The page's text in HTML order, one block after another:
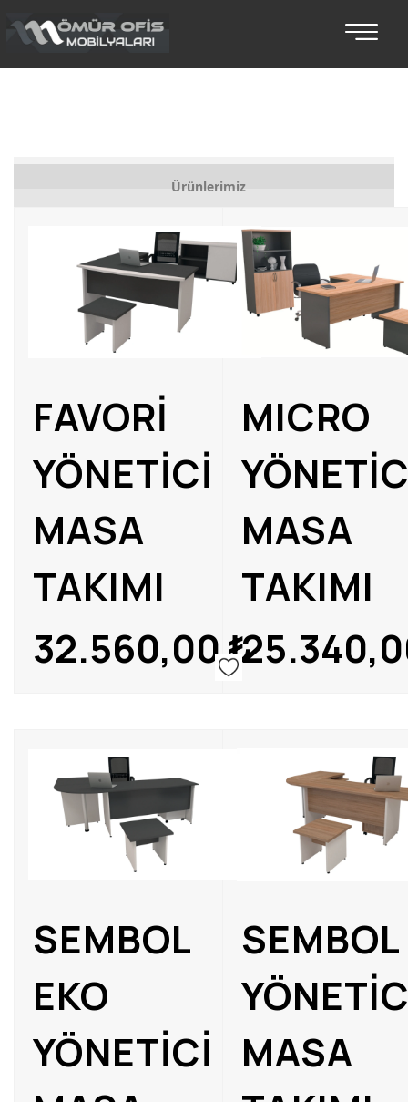
Ürünlerimiz
Makam Takımları
Toplantı Masaları
Oturma Grupları
Misafir Koltukları
FAVORİ
YÖNETİCİ
MASA
TAKIMI
32.560,00₺
MICRO
MASA
TAKIMI
SEMBOL
EKO
YÖNETİCİ
SEMBOL
MASA